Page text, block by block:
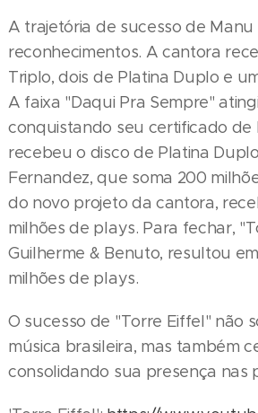
A trajetória de sucesso de
reconhecimentos. A cantora
Triplo, dois de Platina Duplo e
A faixa "Daqui Pra Sempre"
conquistando seu certificado de
recebeu o disco de Platina
Fernandez, que soma 200
do novo projeto da cantora,
milhões de plays. Para fechar,
Guilherme & Benuto, resultou
milhões de plays.
O sucesso de "Torre Eiffel" não
música brasileira, mas também
consolidando sua presença nas